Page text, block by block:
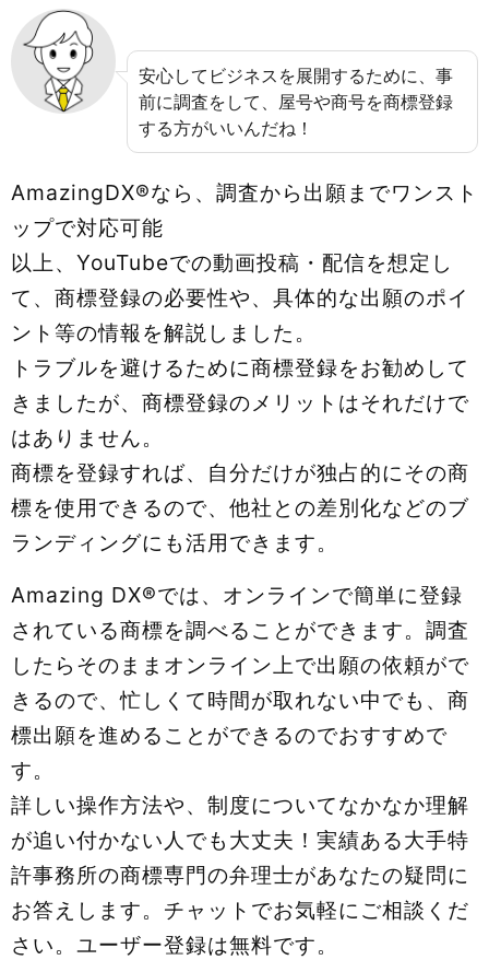
安心してビジネスを展開するために、事
前に調査をして、屋号や商号を商標登録
する方がいいんだね！
AmazingDX®なら、調査から出願までワンスト
ップで対応可能
以上、YouTubeでの動画投稿・配信を想定し
て、商標登録の必要性や、具体的な出願のポイ
ント等の情報を解説しました。
トラブルを避けるために商標登録をお勧めして
きましたが、商標登録のメリットはそれだけで
はありません。
商標を登録すれば、自分だけが独占的にその商
標を使用できるので、他社との差別化などのブ
ランディングにも活用できます。
Amazing DX®では、オンラインで簡単に登録
されている商標を調べることができます。調査
したらそのままオンライン上で出願の依頼がで
きるので、忙しくて時間が取れない中でも、商
標出願を進めることができるのでおすすめで
す。
詳しい操作方法や、制度についてなかなか理解
が追い付かない人でも大丈夫！実績ある大手特
許事務所の商標専門の弁理士があなたの疑問に
お答えします。チャットでお気軽にご相談くだ
さい。ユーザー登録は無料です。